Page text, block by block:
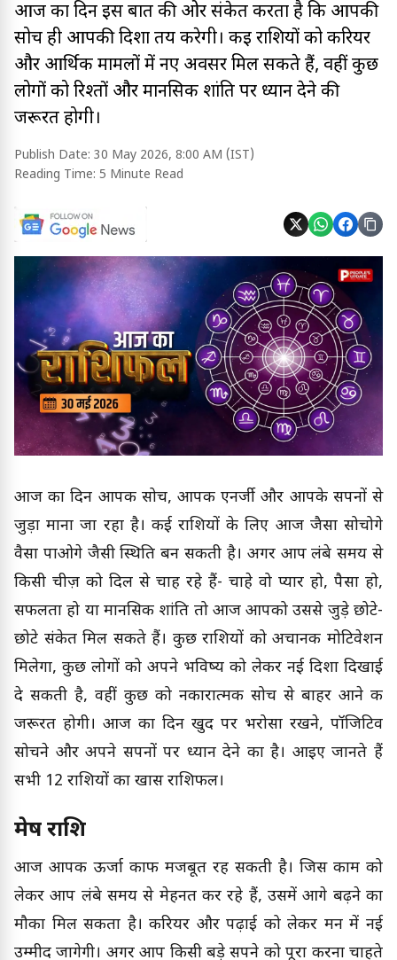
आज का दिन इस बात की ओर संकेत करता है कि आपकी
सोच ही आपकी दिशा तय करेगी। कई राशियों को करियर
और आर्थिक मामलों में नए अवसर मिल सकते हैं, वहीं कुछ
लोगों को रिश्तों और मानसिक शांति पर ध्यान देने की
जरूरत होगी।
Publish Date: 30 May 2026, 8:00 AM (IST)
Reading Time: 5 Minute Read
आज का दिन आपकी सोच, आपकी एनर्जी और आपके सपनों से
जुड़ा माना जा रहा है। कई राशियों के लिए आज जैसा सोचोगे
वैसा पाओगे जैसी स्थिति बन सकती है। अगर आप लंबे समय से
किसी चीज़ को दिल से चाह रहे हैं- चाहे वो प्यार हो, पैसा हो,
सफलता हो या मानसिक शांति तो आज आपको उससे जुड़े छोटे-
छोटे संकेत मिल सकते हैं। कुछ राशियों को अचानक मोटिवेशन
मिलेगा, कुछ लोगों को अपने भविष्य को लेकर नई दिशा दिखाई
दे सकती है, वहीं कुछ को नकारात्मक सोच से बाहर आने की
जरूरत होगी। आज का दिन खुद पर भरोसा रखने, पॉजिटिव
सोचने और अपने सपनों पर ध्यान देने का है। आइए जानते हैं
सभी 12 राशियों का खास राशिफल।
मेष राशि
आज आपकी ऊर्जा काफी मजबूत रह सकती है। जिस काम को
लेकर आप लंबे समय से मेहनत कर रहे हैं, उसमें आगे बढ़ने का
मौका मिल सकता है। करियर और पढ़ाई को लेकर मन में नई
उम्मीद जागेगी। अगर आप किसी बड़े सपने को पूरा करना चाहते